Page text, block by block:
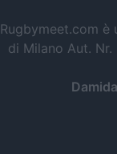
Rugbymeet.com è
di Milano Aut.